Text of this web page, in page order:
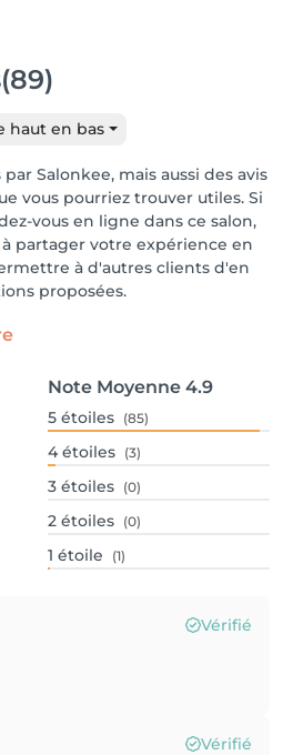
(89)
haut en bas
Salonkee, mais aussi des avis
vous pourriez trouver utiles. Si
vous en ligne dans ce salon,
partager votre expérience en
à d'autres clients d'en
proposées.
Note Moyenne 4.9
5 étoiles (85)
4 étoiles (3)
3 étoiles (0)
2 étoiles (0)
1 étoile (1)
Vérifié
Vérifié